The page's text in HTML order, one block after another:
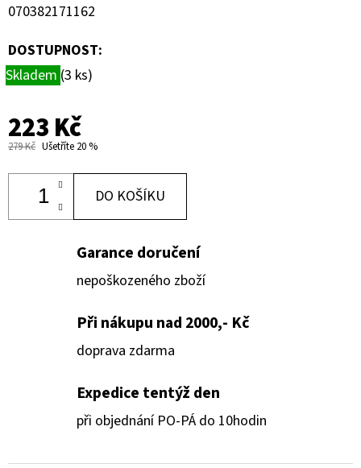
070382171162
DOSTUPNOST:
Skladem (3 ks)
223 Kč
279 Kč Ušetříte 20 %
DO KOŠÍKU
Garance doručení
nepoškozeného zboží
Při nákupu nad 2000,- Kč
doprava zdarma
Expedice tentýž den
při objednání PO-PÁ do 10hodin